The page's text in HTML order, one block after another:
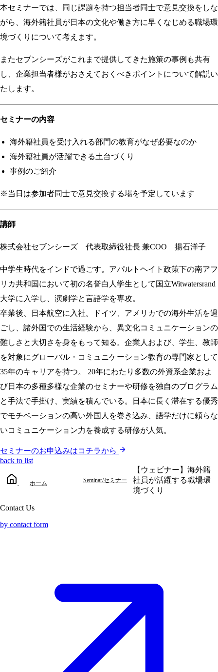
本セミナーでは、同じ課題を持つ担当者同士で意見交換をしな
がら、海外籍社員が日本の文化や働き方に早くなじめる職場環
境づくりについて考えます。
またセブンシーズがこれまで提供してきた施策の事例も共有
し、企業担当者様がおさえておくべきポイントについて解説い
たします。
セミナーの内容
海外籍社員を受け入れる部門の教育がなぜ必要なのか
海外籍社員が活躍できる土台づくり
事例のご紹介
※当日は参加者同士で意見交換する場を予定しています
講師
株式会社セブンシーズ 代表取締役社長 兼COO 揚石洋子
中学生時代をインドで過ごす。アパルトヘイト政策下の南アフ
リカ共和国において初の名誉白人学生として国立Witwatersrand
大学に入学し、演劇学と言語学を専攻。
卒業後、日本航空に入社。ドイツ、アメリカでの海外生活を過
ごし、諸外国での生活経験から、異文化コミュニケーションの
難しさと大切さを身をもって知る。企業人および、学生、教師
を対象にグローバル・コミュニケーション教育の専門家として
35年のキャリアを持つ。 20年にわたり多数の外資系企業およ
び日本の多種多様な企業のセミナーや研修を独自のプログラム
と手法で手掛け、実績を積んでいる。日本に長く滞在する優秀
でモチベーションの高い外国人を巻き込み、語学だけに頼らな
いコミュニケーション力を養成する研修が人気。
セミナーのお申込みはコチラから
back to list
ホーム Seminar/セミナー
【ウェビナー】海外籍
社員が活躍する職場環
境づくり
Contact Us
by contact form